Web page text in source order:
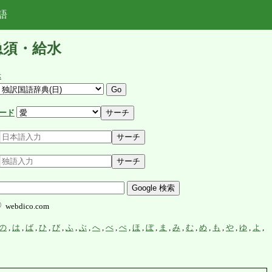
・給水
ド
webdico.com
は ば ひ び ふ ぶ へ べ ぺ ほ ぼ, ま み む め も や ゆ よ